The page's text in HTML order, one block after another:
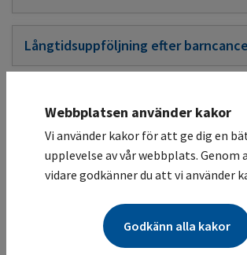
Långtidsuppföljning efter
Mantelcellslymfom
Matstrups- och magsäckscancer
Webbplatsen använder kakor
Vi använder kakor för att ge dig en
upplevelse av vår webbplats. Genom
vidare godkänner du att vi använder
Godkänn alla kakor